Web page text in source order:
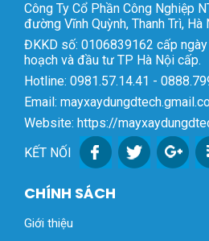
Công Ty Cổ Phần Công Nghiệp
đường Vĩnh Quỳnh, Thanh Trì, Hà
ĐKKD số: 0106839162 cấp
hoạch và đầu tư TP Hà Nội cấp.
Hotline: 0981.57.14.41 -
Email:
Website: https://
KẾT NỐI
CHÍNH SÁCH
Giới thiệu